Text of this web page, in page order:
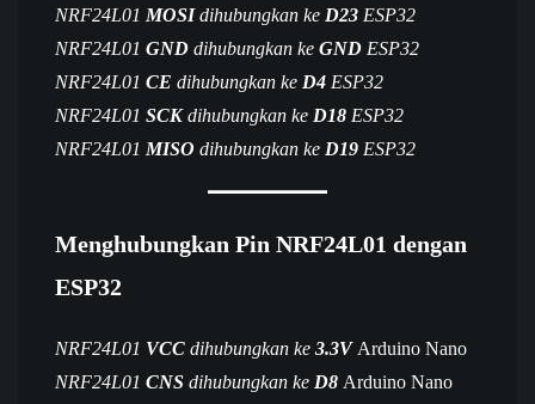
NRF24L01 MOSI dihubungkan ke D23 ESP32
NRF24L01 GND dihubungkan ke GND ESP32
NRF24L01 CE dihubungkan ke D4 ESP32
NRF24L01 SCK dihubungkan ke D18 ESP32
NRF24L01 MISO dihubungkan ke D19 ESP32
Menghubungkan Pin NRF24L01 dengan
ESP32
NRF24L01 VCC dihubungkan ke 3.3V Arduino Nano
NRF24L01 CNS dihubungkan ke D8 Arduino Nano